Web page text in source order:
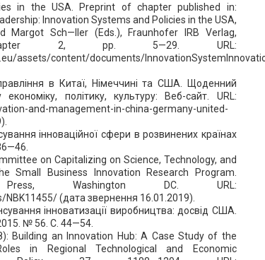
in the USA. Preprint of chapter published in:
Innovation Systems and Policies in the USA,
Margot Sch—ller (Eds.), Fraunhofer IRB Verlag,
2, pp. 5—29. URL:
assets/content/documents/
в Китаї, Німеччині та США. Щоденний
політику, культуру: Веб-сайт. URL:
and-management-in-china-germany-united-
інноваційної сфери в розвинених країнах
on Capitalizing on Science, Technology, and
Small Business Innovation Research Program.
Press, Washington DC. URL:
(дата звернення 16.01.2019).
інноватизації виробництва: досвід США.
№ 56. С. 44—54.
Building an Innovation Hub: A Case Study of the
in Regional Technological and Economic